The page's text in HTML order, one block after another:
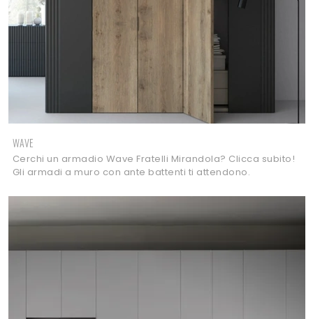
WAVE
Cerchi un armadio Wave Fratelli Mirandola? Clicca subito!
Gli armadi a muro con ante battenti ti attendono.